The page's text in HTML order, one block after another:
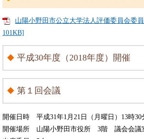
山陽小野田市公立大学法人評価委員会委
101KB]
平成30年度（2018年度）開催
第１回会議
開催日時 平成31年1月21日（月曜日）13時30
開催場所 山陽小野田市役所 3階 議会会議